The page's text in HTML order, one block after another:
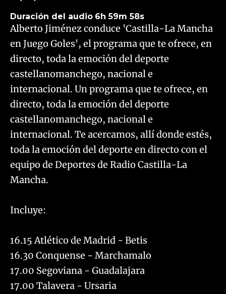
Duración del audio 6h 59m 58s
Alberto Jiménez conduce 'Castilla-La Mancha
en Juego Goles', el programa que te ofrece, en
directo, toda la emoción del deporte
castellanomanchego, nacional e
internacional. Un programa que te ofrece, en
directo, toda la emoción del deporte
castellanomanchego, nacional e
internacional. Te acercamos, allí donde estés,
toda la emoción del deporte en directo con el
equipo de Deportes de Radio Castilla-La
Mancha.
Incluye:
16.15 Atlético de Madrid - Betis
16.30 Conquense - Marchamalo
17.00 Segoviana - Guadalajara
17.00 Talavera - Ursaria